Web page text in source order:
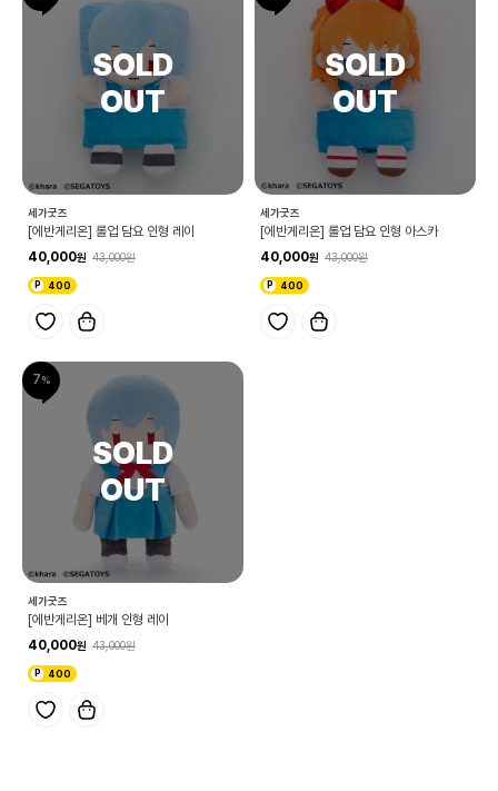
세가굿즈
[에반게리온] 롤업 담요 인형 레이
40,000
43,000
400
세가굿즈
[에반게리온] 롤업 담요 인형 아스카
40,000
43,000
400
7
세가굿즈
[에반게리온] 베개 인형 레이
40,000
43,000
400